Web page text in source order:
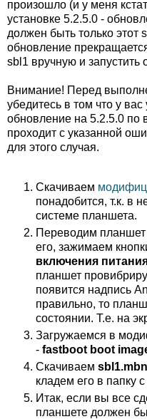
произошло (и у меня
установке 5.2.5.0 -
должен быть только этот
обновление
sbl1 вручную и запустить
Внимание! Перед
убедитесь в том что у
обновление на 5.2.5.0 по
проходит с указанной
для этого случая.
Скачиваем
понадобится, т.к. в
системе планшета.
Переводим
его, зажимаем
включения
планшет
появится надпись
правильно, то
состоянии. Т.е. на
Загружаемся в
- fastboot boot
Скачиваем sbl1.mbn
кладем его в папку
Итак, если вы все
планшете должен